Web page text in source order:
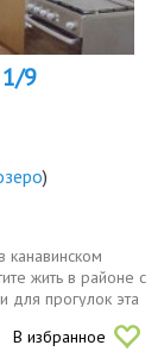
9
)
канавинском
жить в районе с
для прогулок эта
м². квартира...
В избранное